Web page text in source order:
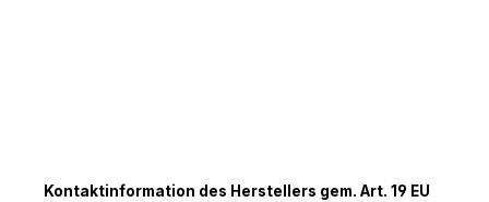
Kontaktinformation des Herstellers gem. Art. 19 EU